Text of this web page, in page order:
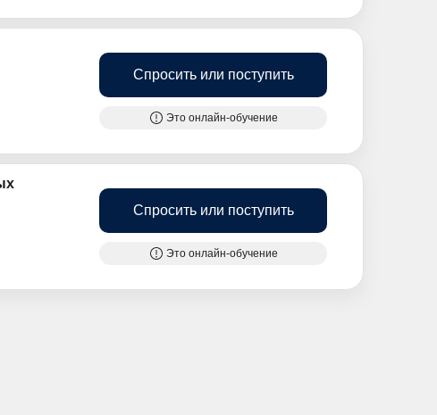
Спросить или поступить
Это онлайн-обучение
Спросить или поступить
Это онлайн-обучение